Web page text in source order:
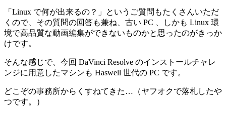
「Linux で何が出来るの？」というご質問もたくさんいただ
くので、その質問の回答も兼ね、古い PC 、しかも Linux 環
境で高品質な動画編集ができないものかと思ったのがきっか
けです。
そんな感じで、今回 DaVinci Resolve のインストールチャレ
ンジに用意したマシンも Haswell 世代の PC です。
どこぞの事務所からくすねてきた…（ヤフオクで落札したや
つです。）